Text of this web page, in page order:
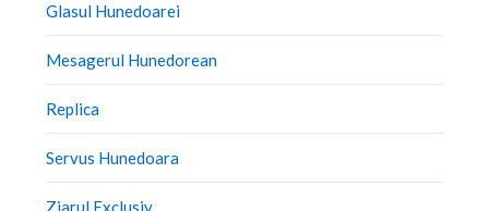
Glasul Hunedoarei
Mesagerul Hunedorean
Replica
Servus Hunedoara